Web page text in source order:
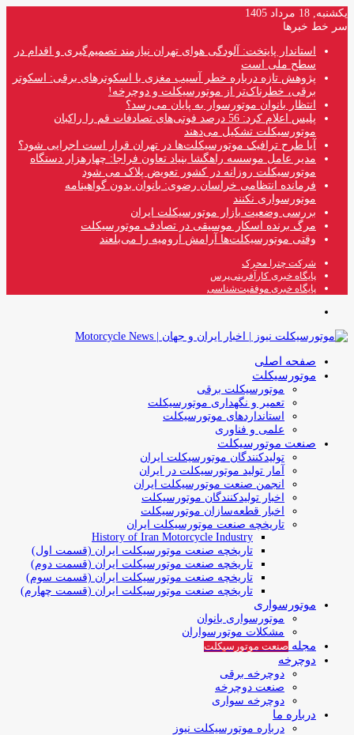
یکشنبه, 18 مرداد 1405
سر خط خبرها
استاندار پایتخت: آلودگی هوای تهران نیازمند تصمیم‌گیری و اقدام در
سطح ملی است
پژوهش تازه درباره خطر آسیب مغزی با اسکوترهای برقی: اسکوتر
برقی، خطرناک‌تر از موتورسیکلت و دوچرخه!
انتظار بانوان موتورسوار به پایان می‌رسد؟
پلیس اعلام کرد: 56 درصد فوتی‌های تصادفات قم را راکبان
موتورسیکلت تشکیل می‌دهند
آیا طرح ترافیک موتورسیکلت‌ها در تهران قرار است اجرایی شود؟
مدیر عامل موسسه راهگشا بنیاد تعاون فراجا: چهارهزار دستگاه
موتورسیکلت روزانه در کشور تعویض پلاک می شود
فرمانده انتظامی خراسان رضوی: بانوان بدون گواهینامه
موتورسواری نکنند
بررسی وضعیت بازار موتورسیکلت ایران
مرگ برنده اسکار موسیقی در تصادف موتورسیکلت
وقتی موتورسیکلت‌ها آرامش ارومیه را می‌بلعند
شرکت چترا محرک
پایگاه خبری کارآفرینی‌پرس
پایگاه خبری موفقیت‌شناسی
صفحه اصلی
موتورسیکلت
موتورسیکلت برقی
تعمیر و نگهداری موتورسیکلت
استانداردهای موتورسیکلت
علمی و فناوری
صنعت موتورسیکلت
تولیدکنندگان موتورسیکلت ایران
آمار تولید موتورسیکلت در ایران
انجمن صنعت موتورسیکلت ایران
اخبار تولیدکنندگان موتورسیکلت
اخبار قطعه‌سازان موتورسیکلت
تاریخچه صنعت موتورسیکلت ایران
History of Iran Motorcycle Industry
تاریخچه صنعت موتورسیکلت ایران (قسمت اول)
تاریخچه صنعت موتورسیکلت ایران (قسمت دوم)
تاریخچه صنعت موتورسیکلت ایران (قسمت سوم)
تاریخچه صنعت موتورسیکلت ایران (قسمت چهارم)
موتورسواری
موتورسواری بانوان
مشکلات موتورسواران
مجله صنعت موتورسیکلت
دوچرخه
دوچرخه برقی
صنعت دوچرخه
دوچرخه سواری
درباره ما
درباره موتورسیکلت نیوز